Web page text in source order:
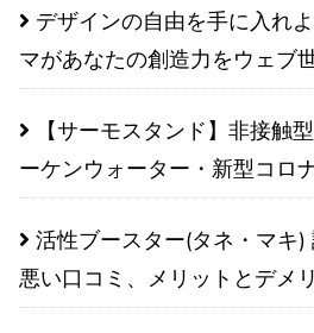
デザインの自由を手に入れ
マがあなたの創造力をウェブ
【サーモスタンド】非接触
ーケンウォーター・新型コロ
活性ブースター(タネ・マキ)
悪い口コミ、メリットとデメ